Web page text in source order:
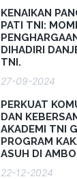
KENAIKAN
PATI TNI:
DIHADIRI
TNI.
27-09-2024
PERKUAT
DAN
AKADEMI TNI
PROGRAM
ASUH DI
22-12-2024